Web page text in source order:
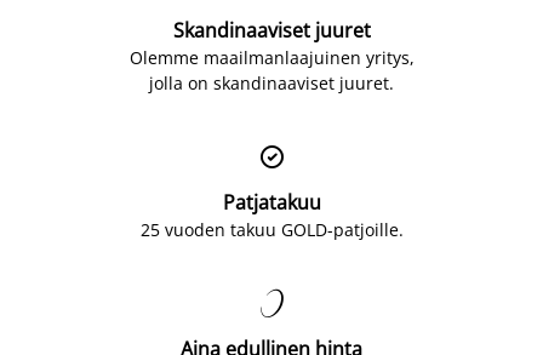
Skandinaaviset juuret
Olemme maailmanlaajuinen yritys,
jolla on skandinaaviset juuret.

Patjatakuu
25 vuoden takuu GOLD-patjoille.

Aina edullinen hinta